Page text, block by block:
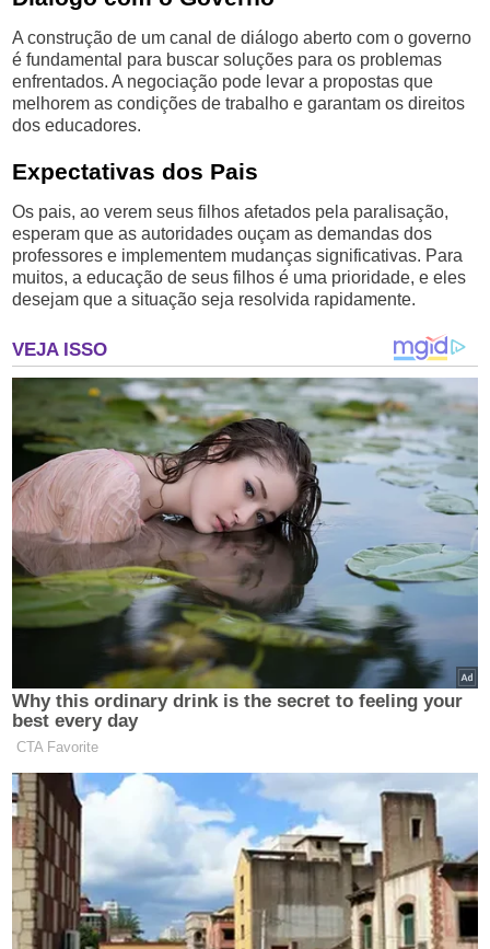
A construção de um canal de diálogo aberto com o governo
é fundamental para buscar soluções para os problemas
enfrentados. A negociação pode levar a propostas que
melhorem as condições de trabalho e garantam os direitos
dos educadores.
Expectativas dos Pais
Os pais, ao verem seus filhos afetados pela paralisação,
esperam que as autoridades ouçam as demandas dos
professores e implementem mudanças significativas. Para
muitos, a educação de seus filhos é uma prioridade, e eles
desejam que a situação seja resolvida rapidamente.